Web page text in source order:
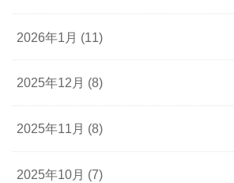
2026年1月 (11)
2025年12月 (8)
2025年11月 (8)
2025年10月 (7)